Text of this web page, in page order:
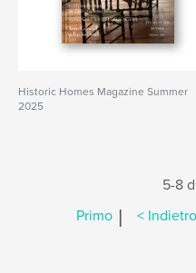
Historic Homes Magazine Summer
2025
5-8
Primo | < Indietro